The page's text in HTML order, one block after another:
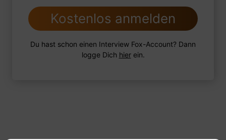
Kostenlos anmelden
Du hast schon einen Interview Fox-Account? Dann
logge Dich hierein.